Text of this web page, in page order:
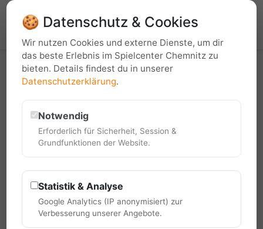
🍪 Datenschutz & Cookies
Wir nutzen Cookies und externe Dienste, um dir
das beste Erlebnis im Spielcenter Chemnitz zu
bieten. Details findest du in unserer
Datenschutzerklärung.
Notwendig
Erforderlich für Sicherheit, Session &
Grundfunktionen der Website.
Statistik & Analyse
Google Analytics (IP anonymisiert) zur
Verbesserung unserer Angebote.